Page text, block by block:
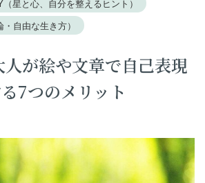
星と心、自分を整えるヒント）
自由な生き方）
が絵や文章で自己表現
7つのメリット